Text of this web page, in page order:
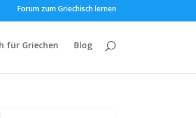
Forum zum Griechisch lernen
für Griechen Blog